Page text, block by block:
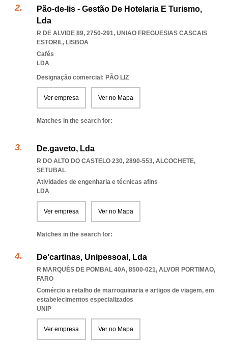
Pão-de-lis - Gestão De Hotelaria E Turismo,
Lda
R DE ALVIDE 89, 2750-291, UNIAO FREGUESIAS CASCAIS
ESTORIL, LISBOA
Cafés
LDA
Designação comercial: PÃO LIZ
Ver empresa Ver no Mapa
Matches in the search for:
De.gaveto, Lda
R DO ALTO DO CASTELO 230, 2890-553, ALCOCHETE,
SETUBAL
Atividades de engenharia e técnicas afins
LDA
Ver empresa Ver no Mapa
Matches in the search for:
De'cartinas, Unipessoal, Lda
R MARQUÊS DE POMBAL 40A, 8500-021, ALVOR PORTIMAO,
FARO
Comércio a retalho de marroquinaria e artigos de viagem, em
estabelecimentos especializados
UNIP
Ver empresa Ver no Mapa